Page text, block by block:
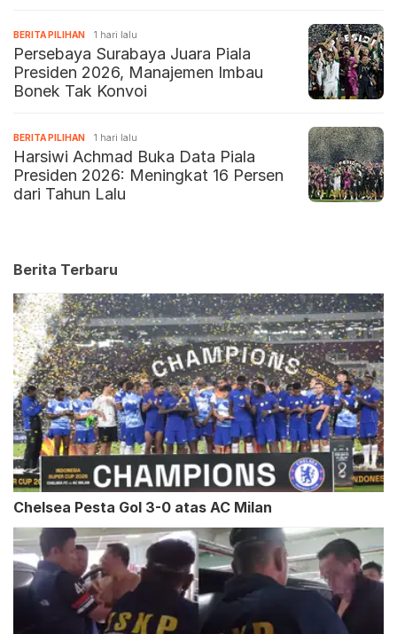
BERITA PILIHAN 1 hari lalu
Persebaya Surabaya Juara Piala
Presiden 2026, Manajemen Imbau
Bonek Tak Konvoi
BERITA PILIHAN 1 hari lalu
Harsiwi Achmad Buka Data Piala
Presiden 2026: Meningkat 16 Persen
dari Tahun Lalu
Berita Terbaru
Chelsea Pesta Gol 3-0 atas AC Milan